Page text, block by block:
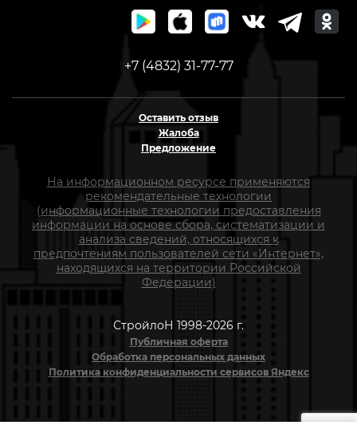
+7 (4832) 31-77-77
Оставить отзыв
Жалоба
Предложение
На информационном ресурсе применяются
рекомендательные технологии
(информационные технологии предоставления
информации на основе сбора, систематизации и
анализа сведений, относящихся к
предпочтениям пользователей сети «Интернет»,
находящихся на территории Российской
Федерации)
СтройлоН 1998-2026 г.
Публичная оферта
Обработка персональных данных
Политика конфиденциальности сервисов Яндекс